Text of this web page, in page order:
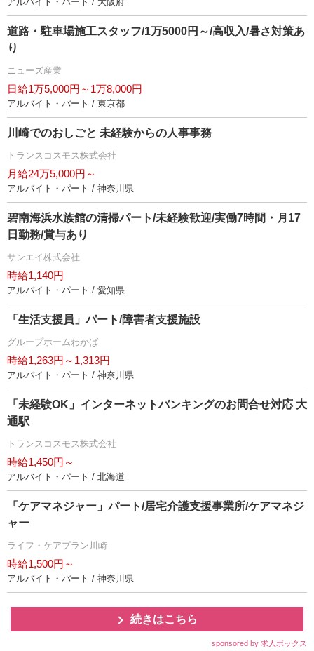
道路・駐車場施工スタッフ/1万5000円～/高収入/暑さ対策あ
り
ニューズ産業
日給1万5,000円～1万8,000円
アルバイト・パート / 東京都
川崎でのおしごと 未経験からの人事事務
トランスコスモス株式会社
月給24万5,000円～
アルバイト・パート / 神奈川県
碧南海浜水族館の清掃パート/未経験歓迎/実働7時間・月17
日勤務/賞与あり
サンエイ株式会社
時給1,140円
アルバイト・パート / 愛知県
「生活支援員」パート/障害者支援施設
グループホームわかば
時給1,263円～1,313円
アルバイト・パート / 神奈川県
「未経験OK」インターネットバンキングのお問合せ対応 大
通駅
トランスコスモス株式会社
時給1,450円～
アルバイト・パート / 北海道
「ケアマネジャー」パート/居宅介護支援事業所/ケアマネジ
ャー
ライフ・ケアプラン川崎
時給1,500円～
アルバイト・パート / 神奈川県
続きはこちら
sponsored by 求人ボックス